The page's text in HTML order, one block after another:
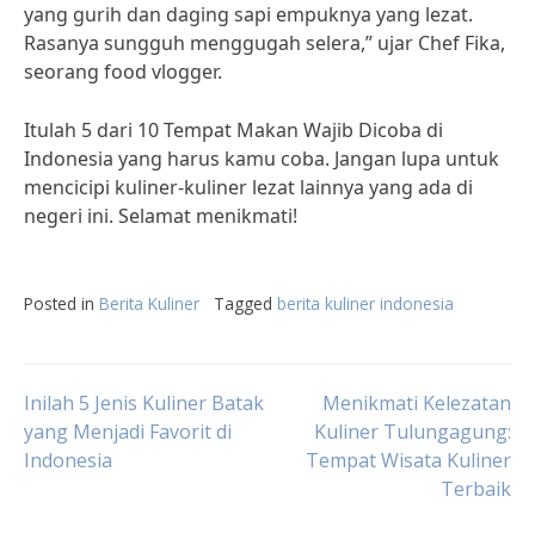
yang gurih dan daging sapi empuknya yang lezat.
Rasanya sungguh menggugah selera,” ujar Chef Fika,
seorang food vlogger.
Itulah 5 dari 10 Tempat Makan Wajib Dicoba di
Indonesia yang harus kamu coba. Jangan lupa untuk
mencicipi kuliner-kuliner lezat lainnya yang ada di
negeri ini. Selamat menikmati!
Posted in Berita Kuliner Tagged berita kuliner indonesia
Post
navigation
Inilah 5 Jenis Kuliner Batak
yang Menjadi Favorit di
Indonesia
Menikmati Kelezatan
Kuliner Tulungagung:
Tempat Wisata Kuliner
Terbaik